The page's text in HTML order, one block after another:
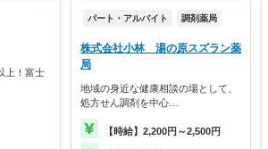
上！富士
パート・アルバイト 調剤薬局
株式会社小林 湯の原スズラン薬
局
地域の身近な健康相談の場として、
処方せん調剤を中心…
【時給】2,200円～2,500円